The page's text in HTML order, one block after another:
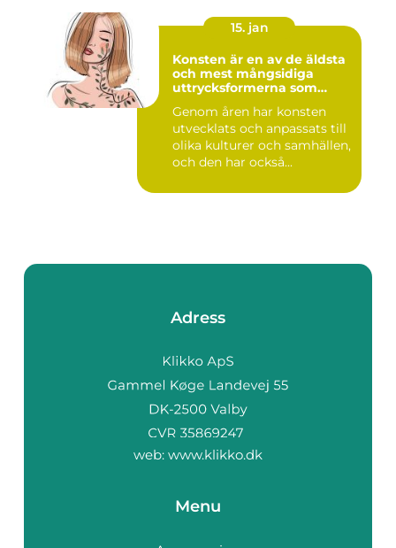
15. jan
Konsten är en av de äldsta
och mest mångsidiga
uttrycksformerna som
Genom åren har konsten
utvecklats och anpassats till
olika kulturer och samhällen,
och den har också...
Adress
web: www.klikko.dk
Menu